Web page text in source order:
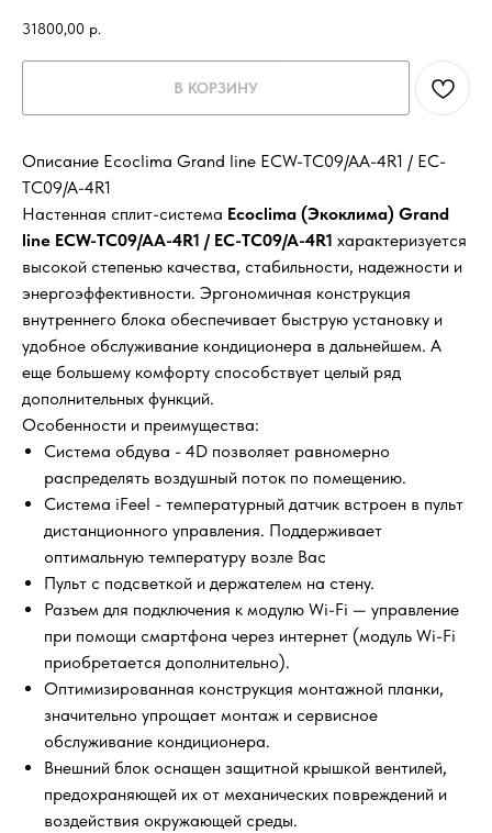
31800,00 р.
В КОРЗИНУ
Описание Ecoclima Grand line ECW-TC09/AA-4R1 / EC-
TC09/A-4R1
Настенная сплит-система Ecoclima (Экоклима) Grand
line ECW-TC09/AA-4R1 / EC-TC09/A-4R1 характеризуется
высокой степенью качества, стабильности, надежности и
энергоэффективности. Эргономичная конструкция
внутреннего блока обеспечивает быструю установку и
удобное обслуживание кондиционера в дальнейшем. А
еще большему комфорту способствует целый ряд
дополнительных функций.
Особенности и преимущества:
Система обдува - 4D позволяет равномерно
распределять воздушный поток по помещению.
Система iFeel - температурный датчик встроен в пульт
дистанционного управления. Поддерживает
оптимальную температуру возле Вас
Пульт с подсветкой и держателем на стену.
Разъем для подключения к модулю Wi-Fi — управление
при помощи смартфона через интернет (модуль Wi-Fi
приобретается дополнительно).
Оптимизированная конструкция монтажной планки,
значительно упрощает монтаж и сервисное
обслуживание кондиционера.
Внешний блок оснащен защитной крышкой вентилей,
предохраняющей их от механических повреждений и
воздействия окружающей среды.